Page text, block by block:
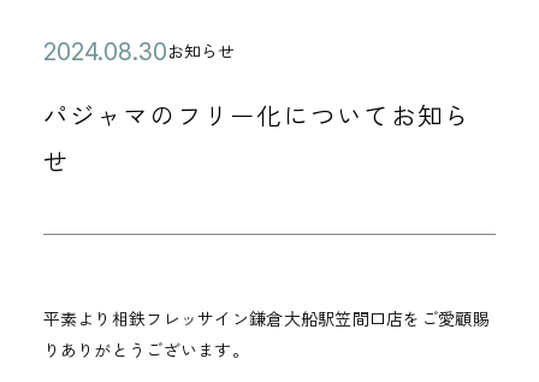
パジャマのフリー化についてお知ら
せ
公
日
2
2
4
3
0
カ
テ
リ
お知らせ
平素より相鉄フレッサイン鎌倉大船駅笠間口店をご愛顧賜
りありがとうございます。